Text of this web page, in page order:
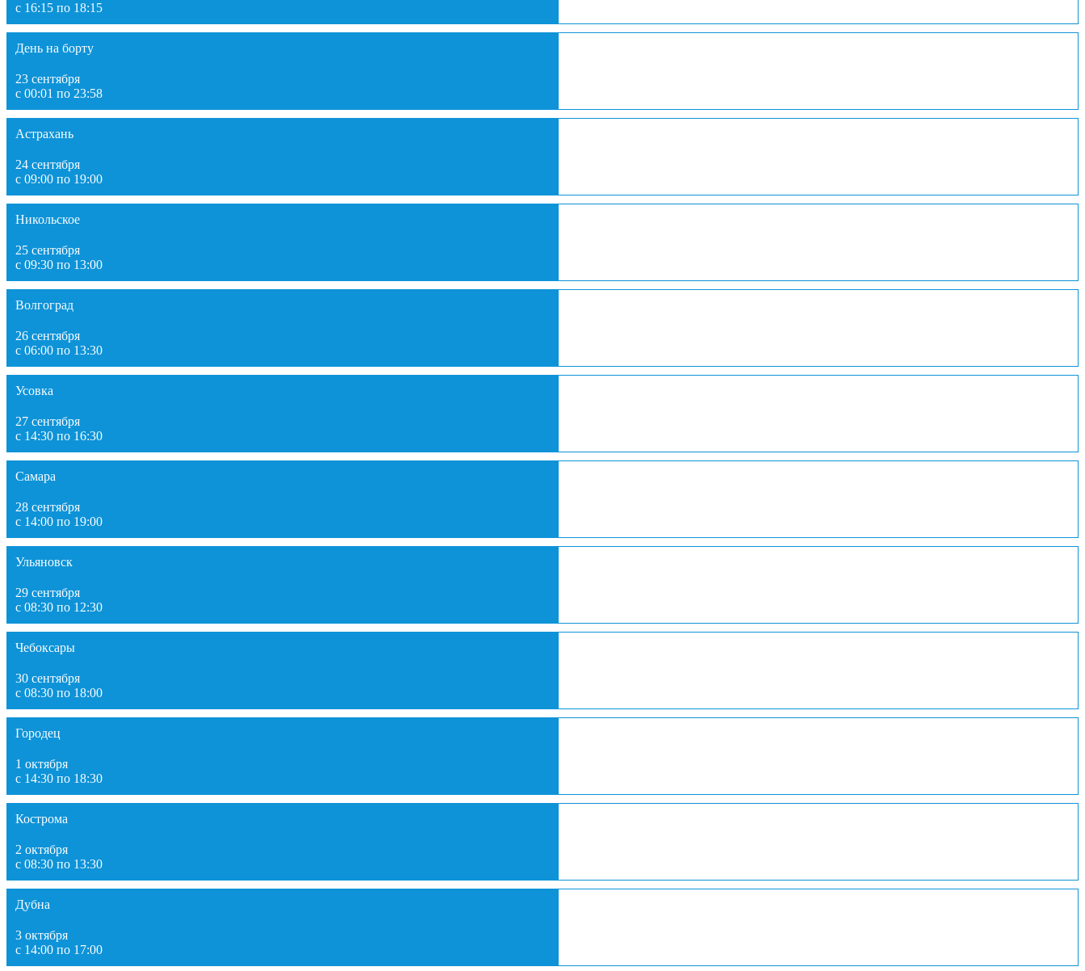
с 16:15 по 18:15
День на борту
23 сентября
с 00:01 по 23:58
Астрахань
24 сентября
с 09:00 по 19:00
Никольское
25 сентября
с 09:30 по 13:00
Волгоград
26 сентября
с 06:00 по 13:30
Усовка
27 сентября
с 14:30 по 16:30
Самара
28 сентября
с 14:00 по 19:00
Ульяновск
29 сентября
с 08:30 по 12:30
Чебоксары
30 сентября
с 08:30 по 18:00
Городец
1 октября
с 14:30 по 18:30
Кострома
2 октября
с 08:30 по 13:30
Дубна
3 октября
с 14:00 по 17:00